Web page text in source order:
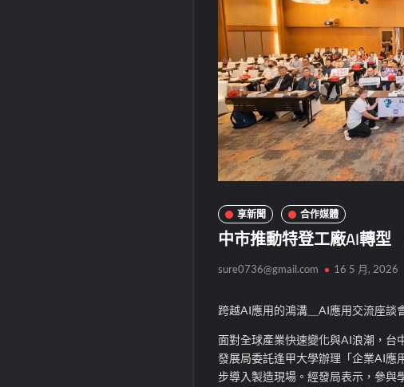
享新聞 合作媒體
中市推動特登工廠AI轉
sure0736@gmail.com 16 5 月, 2026
跨越AI應用的鴻溝＿AI應用交流座談
面對全球產業快速變化與AI浪潮，台
發展局委託逢甲大學辦理「企業AI應
步導入製造現場。經發局表示，參與